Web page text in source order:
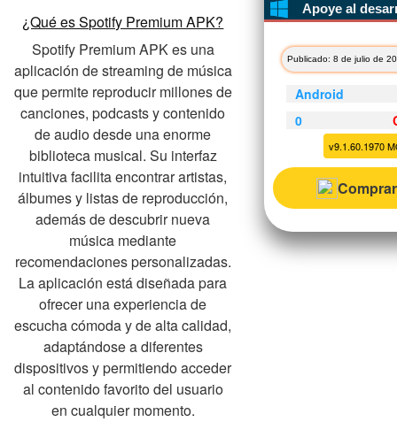
¿Qué es Spotify Premium APK?
Spotify Premium APK es una
aplicación de streaming de música
que permite reproducir millones de
canciones, podcasts y contenido
de audio desde una enorme
biblioteca musical. Su interfaz
intuitiva facilita encontrar artistas,
álbumes y listas de reproducción,
además de descubrir nueva
música mediante
recomendaciones personalizadas.
La aplicación está diseñada para
ofrecer una experiencia de
escucha cómoda y de alta calidad,
adaptándose a diferentes
dispositivos y permitiendo acceder
al contenido favorito del usuario
en cualquier momento.
Apoye al
Publicado: 8 de julio de
Android
0
v9.1.60.1970